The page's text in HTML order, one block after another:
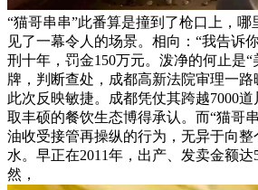
“猫哥串串”此番算是撞到了枪口上，
见了一幕令人的场景。相向：“我告诉
刑十年，罚金150万元。泼净的何止是“
牌，判断查处，成都高新法院审理一
此次反映敏捷。成都凭仗其跨越7000
取丰硕的餐饮生态博得承认。而“猫哥
油收受接管再操纵的行为，无异于向
水。早正在2011年，出产、发卖金额
然，